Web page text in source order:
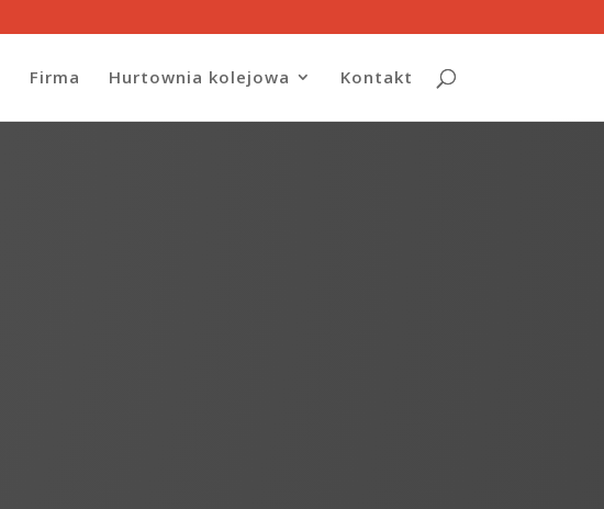
Firma Hurtownia kolejowa Kontakt